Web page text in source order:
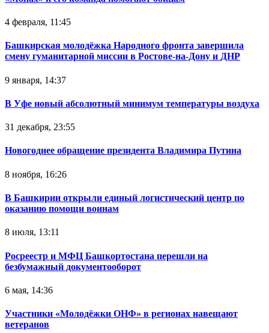
4 февраля, 11:45
Башкирская молодёжка Народного фронта завершила
смену гуманитарной миссии в Ростове-на-Дону и ДНР
9 января, 14:37
В Уфе новый абсолютный минимум температуры воздуха
31 декабря, 23:55
Новогоднее обращение президента Владимира Путина
8 ноября, 16:26
В Башкирии открыли единый логистический центр по
оказанию помощи воинам
8 июля, 13:11
Росреестр и МФЦ Башкортостана перешли на
безбумажный документооборот
6 мая, 14:36
Участники «Молодёжки ОНФ» в регионах навещают
ветеранов